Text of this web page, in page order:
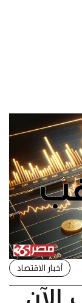
أخبار الاقتصاد